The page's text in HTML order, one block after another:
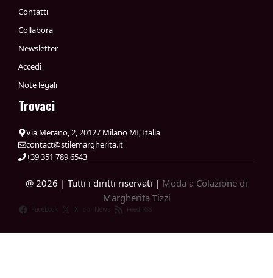
Contatti
Collabora
Newsletter
Accedi
Note legali
Trovaci
Via Merano, 2, 20127 Milano MI, Italia
contact@stilemargherita.it
+39 351 789 6543
@ 2026 | Tutti i diritti riservati | Moda a Colazione di
Margherita Tizzi
Facebook X News Feed RSS